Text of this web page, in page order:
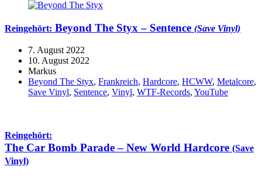
Reingehört: Beyond The Styx – Sentence (Save Vinyl)
7. August 2022
10. August 2022
Markus
Beyond The Styx, Frankreich, Hardcore, HCWW, Metalcore,
Save Vinyl, Sentence, Vinyl, WTF-Records, YouTube
Reingehört:
The Car Bomb Parade – New World Hardcore (Save
Vinyl)